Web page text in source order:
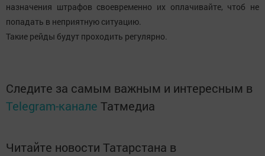
назначения штрафов своевременно их оплачивайте, чтоб не
попадать в неприятную ситуацию.
Такие рейды будут проходить регулярно.
Следите за самым важным и интересным в
Telegram-канале Татмедиа
Читайте новости Татарстана в